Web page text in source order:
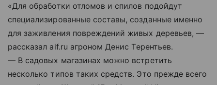
«Для обработки отломов и спилов подойдут
специализированные составы, созданные именно
для заживления повреждений живых деревьев, —
рассказал aif.ru агроном Денис Терентьев.
— В садовых магазинах можно встретить
несколько типов таких средств. Это прежде всего